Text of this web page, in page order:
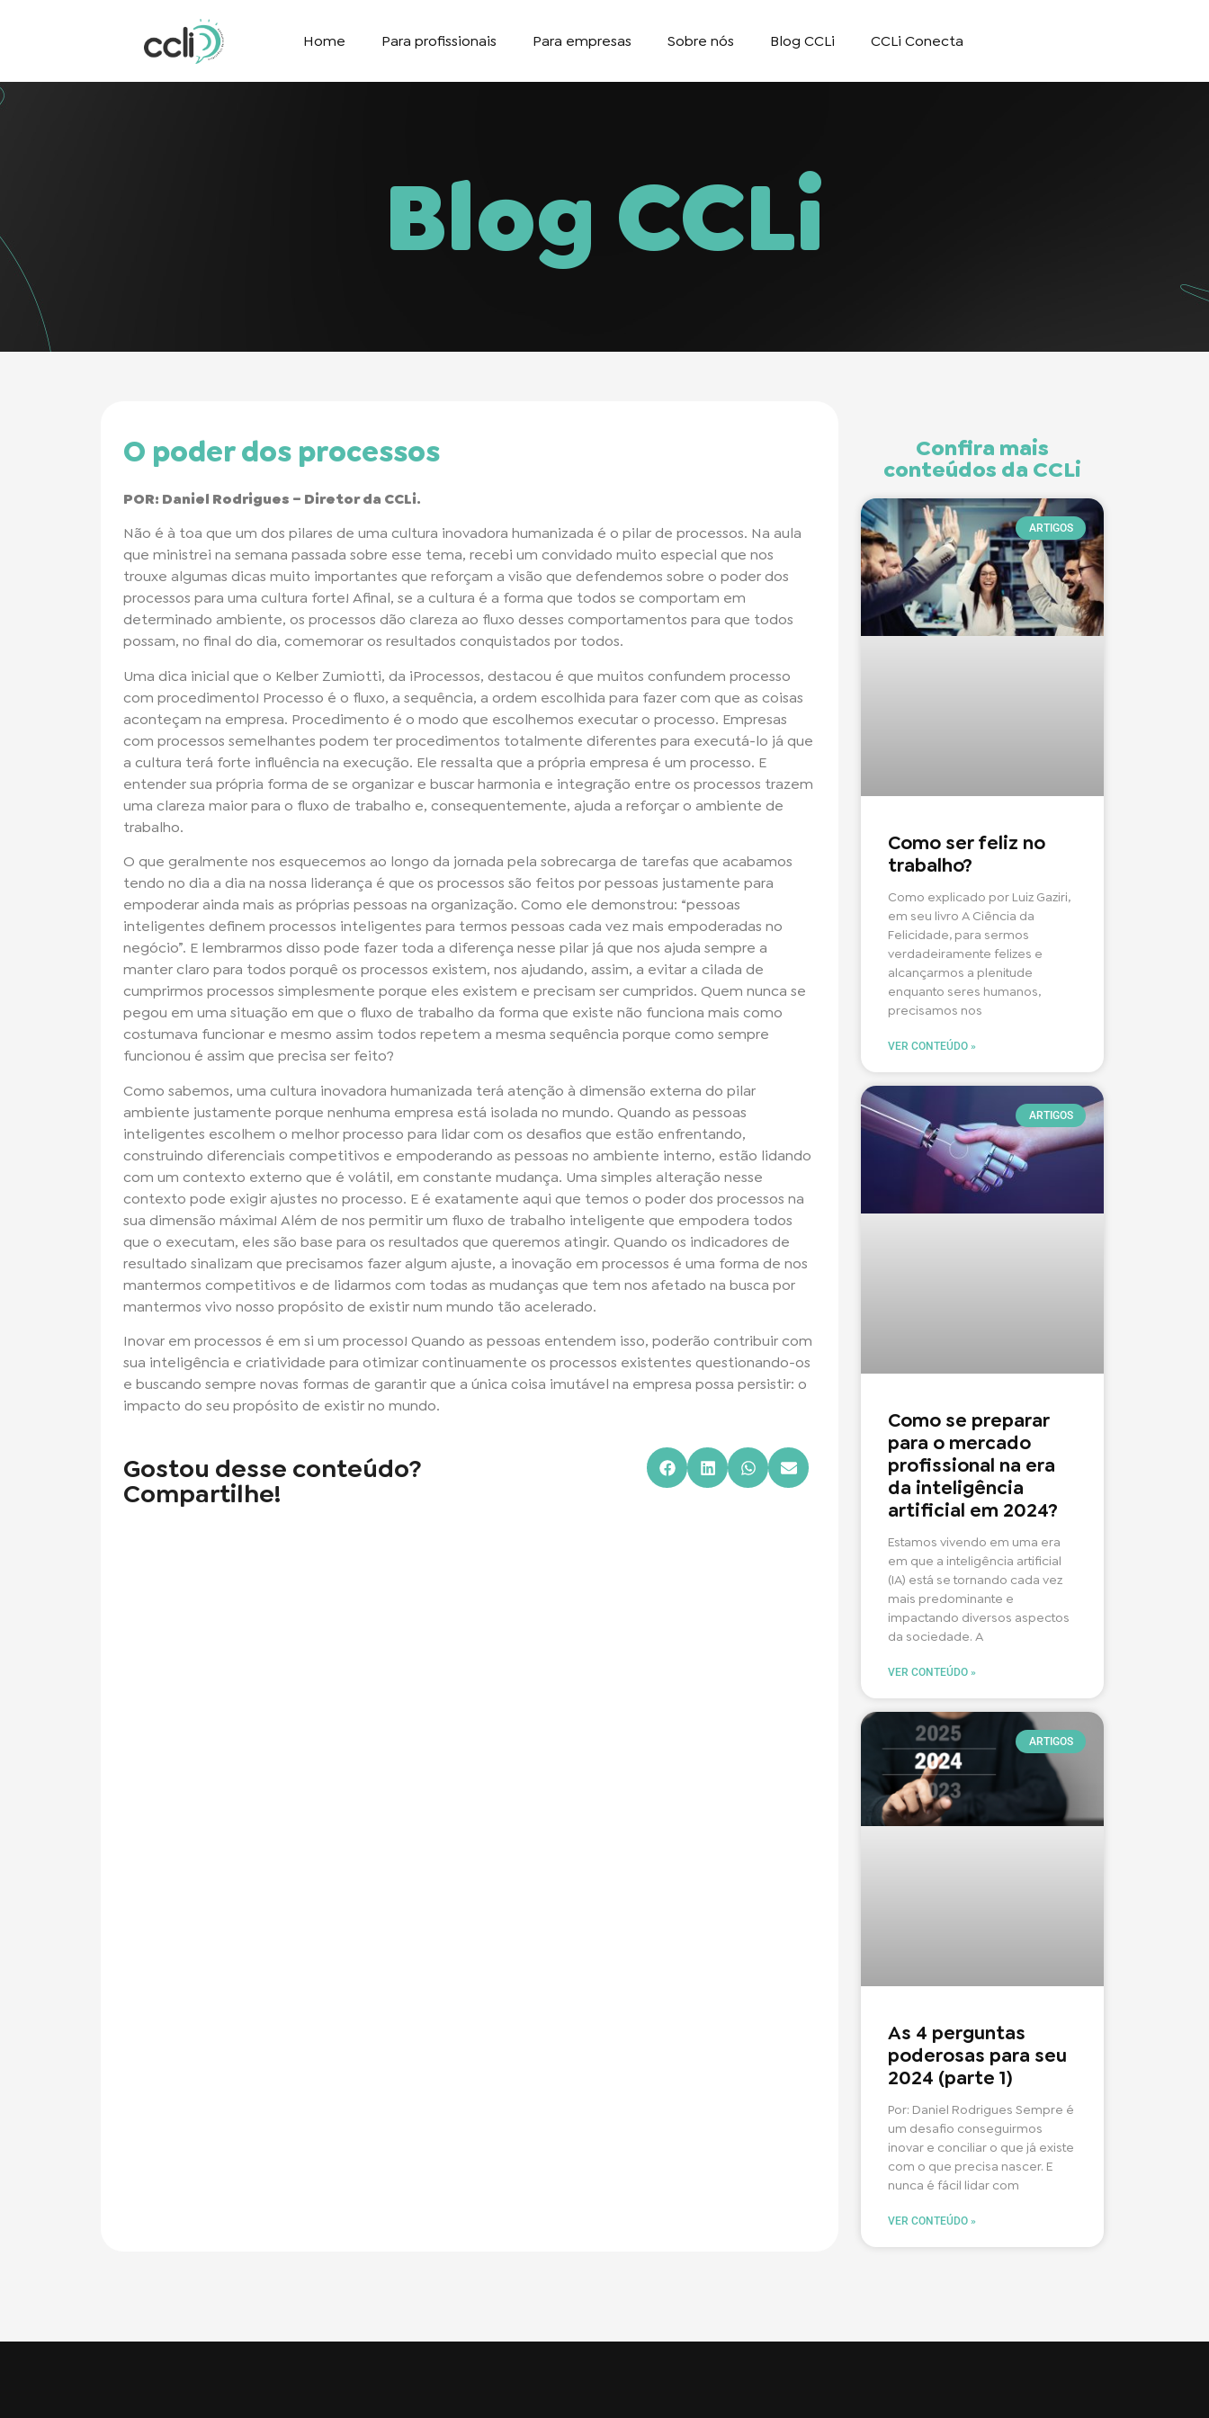
Home Para profissionais Para empresas Sobre nós Blog CCLi CCLi Conecta
Blog CCLi
O poder dos processos
POR: Daniel Rodrigues – Diretor da CCLi.
Não é à toa que um dos pilares de uma cultura inovadora humanizada é o pilar de processos. Na aula
que ministrei na semana passada sobre esse tema, recebi um convidado muito especial que nos
trouxe algumas dicas muito importantes que reforçam a visão que defendemos sobre o poder dos
processos para uma cultura forte! Afinal, se a cultura é a forma que todos se comportam em
determinado ambiente, os processos dão clareza ao fluxo desses comportamentos para que todos
possam, no final do dia, comemorar os resultados conquistados por todos.
Uma dica inicial que o Kelber Zumiotti, da iProcessos, destacou é que muitos confundem processo
com procedimento! Processo é o fluxo, a sequência, a ordem escolhida para fazer com que as coisas
aconteçam na empresa. Procedimento é o modo que escolhemos executar o processo. Empresas
com processos semelhantes podem ter procedimentos totalmente diferentes para executá-lo já que
a cultura terá forte influência na execução. Ele ressalta que a própria empresa é um processo. E
entender sua própria forma de se organizar e buscar harmonia e integração entre os processos trazem
uma clareza maior para o fluxo de trabalho e, consequentemente, ajuda a reforçar o ambiente de
trabalho.
O que geralmente nos esquecemos ao longo da jornada pela sobrecarga de tarefas que acabamos
tendo no dia a dia na nossa liderança é que os processos são feitos por pessoas justamente para
empoderar ainda mais as próprias pessoas na organização. Como ele demonstrou: “pessoas
inteligentes definem processos inteligentes para termos pessoas cada vez mais empoderadas no
negócio”. E lembrarmos disso pode fazer toda a diferença nesse pilar já que nos ajuda sempre a
manter claro para todos porquê os processos existem, nos ajudando, assim, a evitar a cilada de
cumprirmos processos simplesmente porque eles existem e precisam ser cumpridos. Quem nunca se
pegou em uma situação em que o fluxo de trabalho da forma que existe não funciona mais como
costumava funcionar e mesmo assim todos repetem a mesma sequência porque como sempre
funcionou é assim que precisa ser feito?
Como sabemos, uma cultura inovadora humanizada terá atenção à dimensão externa do pilar
ambiente justamente porque nenhuma empresa está isolada no mundo. Quando as pessoas
inteligentes escolhem o melhor processo para lidar com os desafios que estão enfrentando,
construindo diferenciais competitivos e empoderando as pessoas no ambiente interno, estão lidando
com um contexto externo que é volátil, em constante mudança. Uma simples alteração nesse
contexto pode exigir ajustes no processo. E é exatamente aqui que temos o poder dos processos na
sua dimensão máxima! Além de nos permitir um fluxo de trabalho inteligente que empodera todos
que o executam, eles são base para os resultados que queremos atingir. Quando os indicadores de
resultado sinalizam que precisamos fazer algum ajuste, a inovação em processos é uma forma de nos
mantermos competitivos e de lidarmos com todas as mudanças que tem nos afetado na busca por
mantermos vivo nosso propósito de existir num mundo tão acelerado.
Inovar em processos é em si um processo! Quando as pessoas entendem isso, poderão contribuir com
sua inteligência e criatividade para otimizar continuamente os processos existentes questionando-os
e buscando sempre novas formas de garantir que a única coisa imutável na empresa possa persistir: o
impacto do seu propósito de existir no mundo.
Gostou desse conteúdo?
Compartilhe!
Confira mais
conteúdos da CCLi
ARTIGOS
Como ser feliz no
trabalho?
Como explicado por Luiz Gaziri,
em seu livro A Ciência da
Felicidade, para sermos
verdadeiramente felizes e
alcançarmos a plenitude
enquanto seres humanos,
precisamos nos
VER CONTEÚDO »
ARTIGOS
Como se preparar
para o mercado
profissional na era
da inteligência
artificial em 2024?
Estamos vivendo em uma era
em que a inteligência artificial
(IA) está se tornando cada vez
mais predominante e
impactando diversos aspectos
da sociedade. A
VER CONTEÚDO »
ARTIGOS
As 4 perguntas
poderosas para seu
2024 (parte 1)
Por: Daniel Rodrigues Sempre é
um desafio conseguirmos
inovar e conciliar o que já existe
com o que precisa nascer. E
nunca é fácil lidar com
VER CONTEÚDO »